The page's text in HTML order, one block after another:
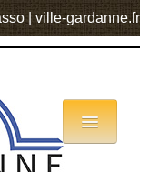
ville-gardanne.fr